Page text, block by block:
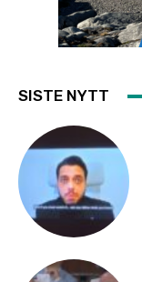
SISTE NYTT